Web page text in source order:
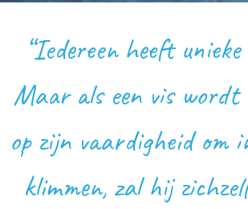
“Iedereen heeft
Maar als een vis wordt
op zijn vaardigheid om
klimmen, zal hij